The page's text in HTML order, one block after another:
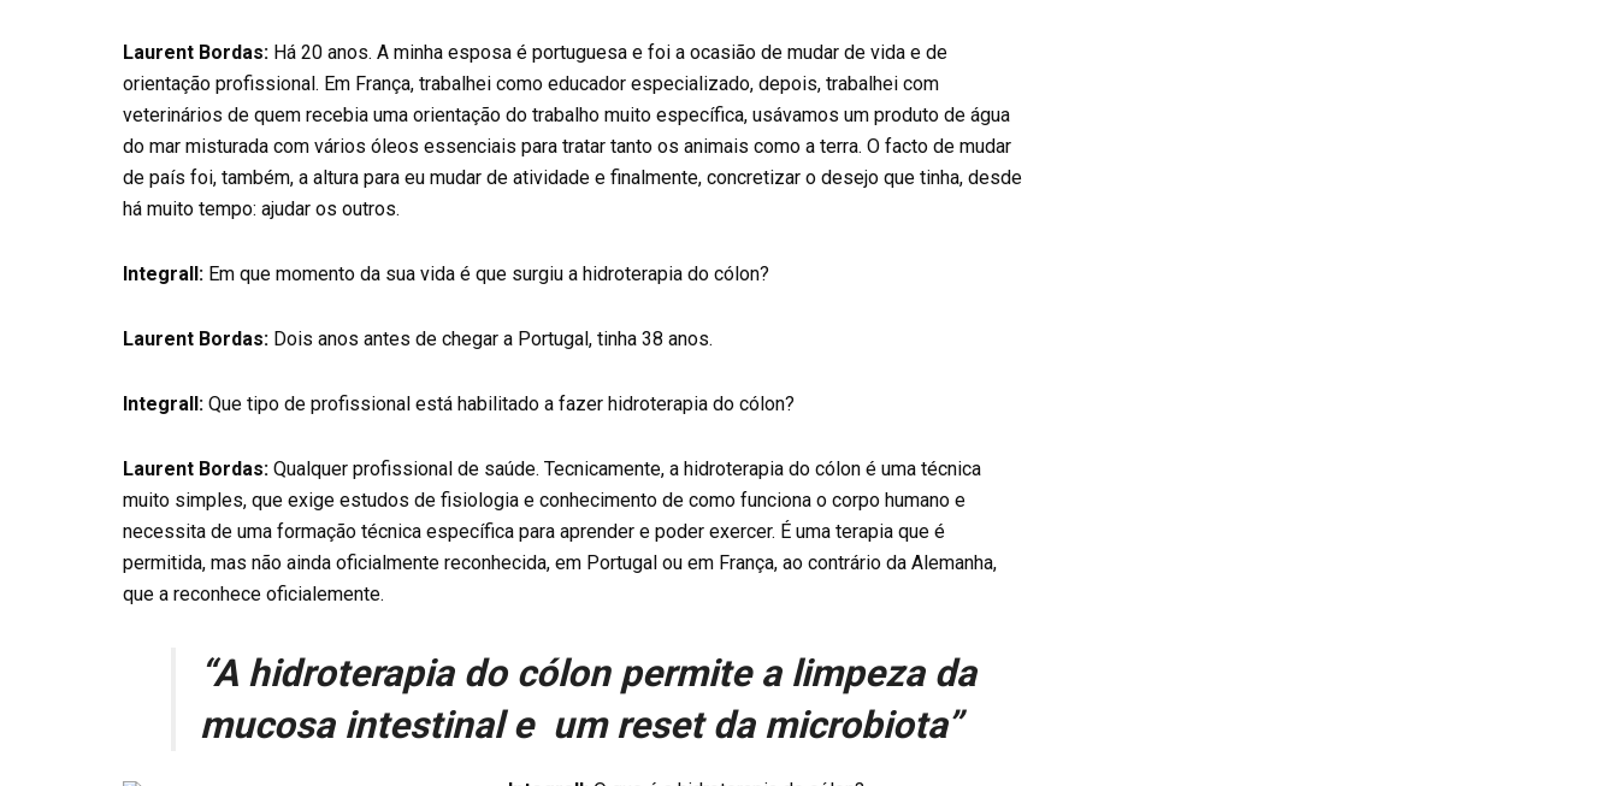
Laurent Bordas: Há 20 anos. A minha esposa é portuguesa e foi a ocasião de mudar de vida e de
orientação profissional. Em França, trabalhei como educador especializado, depois, trabalhei com
veterinários de quem recebia uma orientação do trabalho muito específica, usávamos um produto de água
do mar misturada com vários óleos essenciais para tratar tanto os animais como a terra. O facto de mudar
de país foi, também, a altura para eu mudar de atividade e finalmente, concretizar o desejo que tinha, desde
há muito tempo: ajudar os outros.
Integrall: Em que momento da sua vida é que surgiu a hidroterapia do cólon?
Laurent Bordas: Dois anos antes de chegar a Portugal, tinha 38 anos.
Integrall: Que tipo de profissional está habilitado a fazer hidroterapia do cólon?
Laurent Bordas: Qualquer profissional de saúde. Tecnicamente, a hidroterapia do cólon é uma técnica
muito simples, que exige estudos de fisiologia e conhecimento de como funciona o corpo humano e
necessita de uma formação técnica específica para aprender e poder exercer. É uma terapia que é
permitida, mas não ainda oficialmente reconhecida, em Portugal ou em França, ao contrário da Alemanha,
que a reconhece oficialemente.
“A hidroterapia do cólon permite a limpeza da
mucosa intestinal e um reset da microbiota”